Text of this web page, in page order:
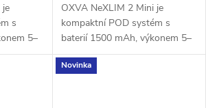
je
s
5–
USB-
OXVA NeXLIM 2 Mini je
kompaktní POD systém s
baterií 1500 mAh, výkonem 5–
30 W, rychlým nabíjením USB-
C 5V/2A a cartridgí UNITECH
Novinka